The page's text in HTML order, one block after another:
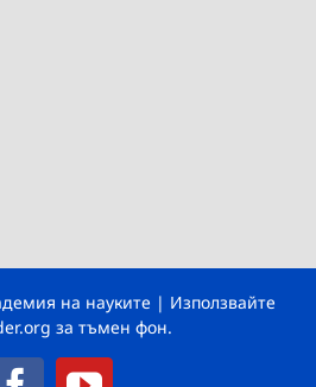
на науките | Използвайте
за тъмен фон.